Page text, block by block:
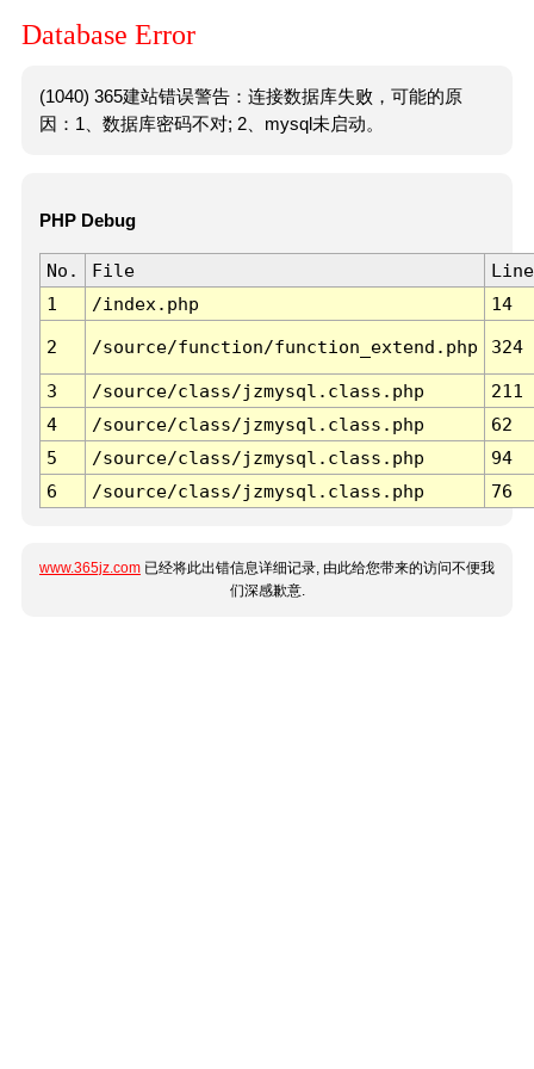
Database Error
(1040) 365建站错误警告：连接数据库失败，可能的原
因：1、数据库密码不对; 2、mysql未启动。
PHP Debug
No. File
Line
1
/index.php 14
2 /source/function/function_extend.php 324
3 /source/class/jzmysql.class.php
211
4
/source/class/jzmysql.class.php
62
5
/source/class/jzmysql.class.php
94
6
/source/class/jzmysql.class.php 76
www.365jz.com 已经将此出错信息详细记录, 由此给您带来的访问不便我
们深感歉意.